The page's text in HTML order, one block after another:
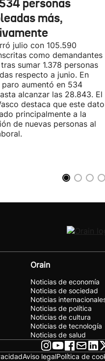
personas
más,
julio con 105.590
como demandantes
sumar 1.378 personas
respecto a junio. En
paro aumentó en 534
alcanzar las 28.843. El
destaca que este dato
principalmente a la
de nuevas personas al
Orain
Noticias de economía
Noticias de sociedad
Noticias
Noticias de política
Noticias de cultura
Noticias de tecnología
Noticias de salud
Aviso legalPolítica de